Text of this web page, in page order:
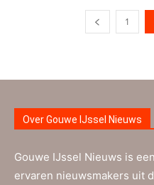
1
Over Gouwe IJssel Nieuws
Gouwe IJssel Nieuws is
ervaren nieuwsmakers uit